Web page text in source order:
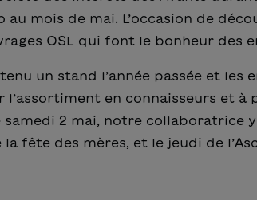
mois de mai. L’occasion de
OSL qui font le bonheur des
un stand l’année passée et les
l’assortiment en connaisseurs et à
2 mai, notre collaboratrice y
fête des mères, et le jeudi de